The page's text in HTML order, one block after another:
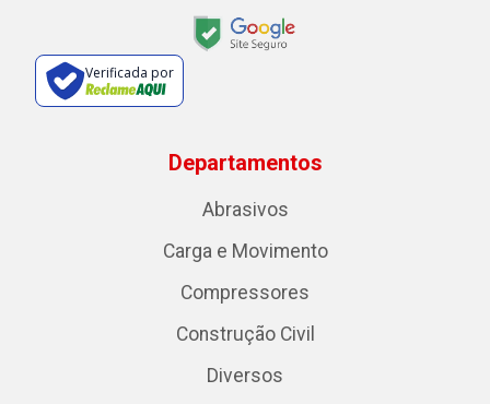
Verificada por
Departamentos
Abrasivos
Carga e Movimento
Compressores
Construção Civil
Diversos